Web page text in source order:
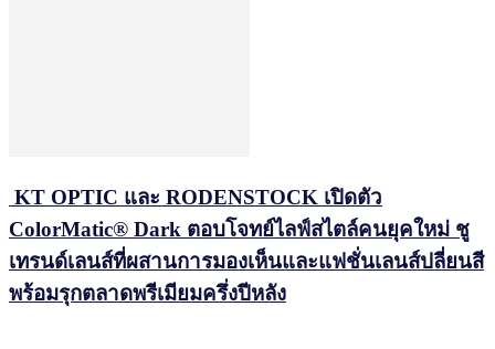
KT OPTIC และ RODENSTOCK เปิดตัว
ColorMatic® Dark ตอบโจทย์ไลฟ์สไตล์คนยุคใหม่ ชู
เทรนด์เลนส์ที่ผสานการมองเห็นและแฟชั่นเลนส์ปลี่ยนสี
พร้อมรุกตลาดพรีเมียมครึ่งปีหลัง